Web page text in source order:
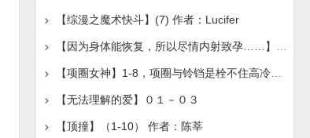
【综漫之魔术快斗】(7) 作者：Lucifer
【项圈女神】1-8，项圈与铃铛是栓不住高冷女神的，唯有主
【无法理解的爱】０１－０３
【顶撞】（1-10） 作者：陈莘